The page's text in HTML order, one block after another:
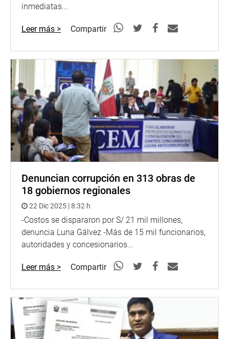
inmediatas...
Leer más > Compartir
Denuncian corrupción en 313 obras de
18 gobiernos regionales
22 Dic 2025 | 8:32 h
-Costos se dispararon por S/ 21 mil millones,
denuncia Luna Gálvez -Más de 15 mil funcionarios,
autoridades y concesionarios...
Leer más > Compartir